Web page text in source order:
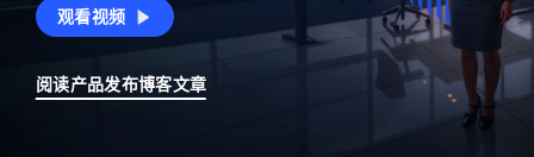
观看视频
阅读产品发布博客文章